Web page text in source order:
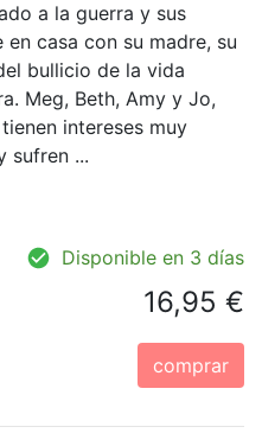
a la guerra y sus
casa con su madre, su
bullicio de la vida
Meg, Beth, Amy y Jo,
intereses muy
sufren ...
Disponible en 3 días
16,95 €
comprar